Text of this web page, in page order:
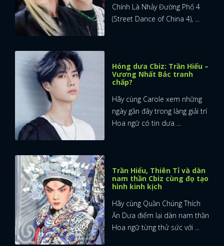
Chính Là Nhảy Đường Phố 4
(Street Dance of China 4), ...
Hóng dưa Cbiz: Trần Hiểu –
Vương Nhất Bác tranh
chấp?
Hãy cùng Carole xem những
ngày gần đây trong làng giải trí
Hoa ngữ có tin dưa ...
Trần Hiểu, Thiên Tỉ và dàn
nam thần Cbiz cùng đọ tạo
hình kinh kịch
Hãy cùng Quần Chúng Thích
Ăn Dưa điểm lại dàn nam thần
Hoa ngữ từng thử sức với ...